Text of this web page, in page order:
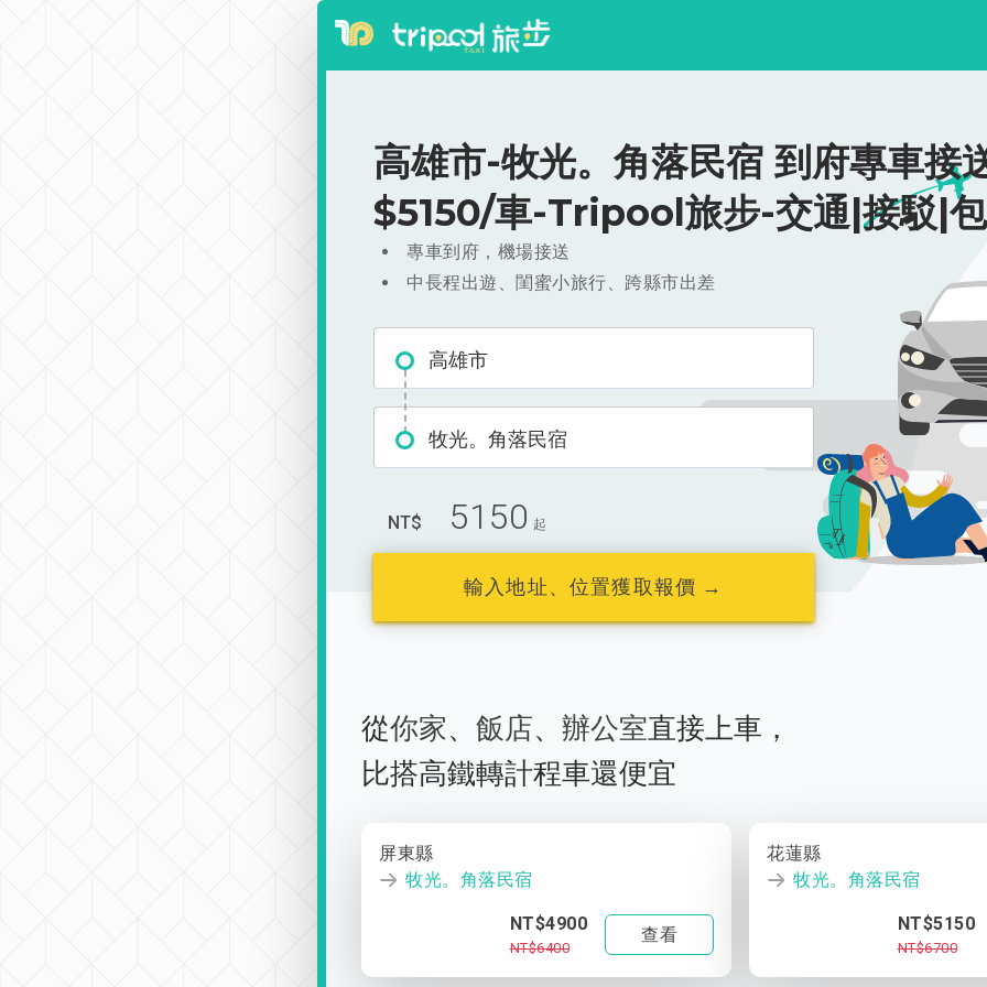
高雄市-牧光。角落民宿 到府專車接
$5150/車-Tripool旅步-交通|接駁|
專車到府，機場接送
中長程出遊、閨蜜小旅行、跨縣市出差
高雄市
牧光。角落民宿
NT$ 5150 起
輸入地址、位置獲取報價 →
從你家、 飯店、 辦公室直接上車，
比搭高鐵轉計程車還便宜
屏東縣
牧光。角落民宿
NT$4900
NT$6400
查看
花蓮縣
牧光。角落民宿
NT$5150
NT$6700